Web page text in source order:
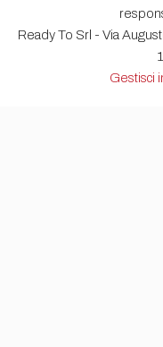
Ready To Srl - Via
Gestisci